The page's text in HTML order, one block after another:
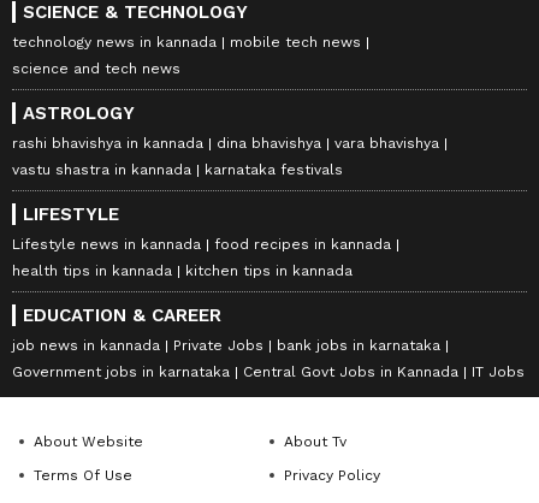
SCIENCE & TECHNOLOGY
technology news in kannada
mobile tech news
science and tech news
ASTROLOGY
rashi bhavishya in kannada dina bhavishya
vara bhavishya
vastu shastra in kannada
karnataka festivals
LIFESTYLE
Lifestyle news in kannada
food recipes in kannada
health tips in kannada
kitchen tips in kannada
EDUCATION & CAREER
job news in kannada Private Jobs
bank jobs in karnataka
Government jobs in karnataka
Central Govt Jobs in Kannada IT Jobs
About Website
About Tv
Terms Of Use
Privacy Policy